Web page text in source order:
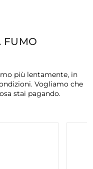
FUMO
più lentamente, in
Vogliamo che
stai pagando.